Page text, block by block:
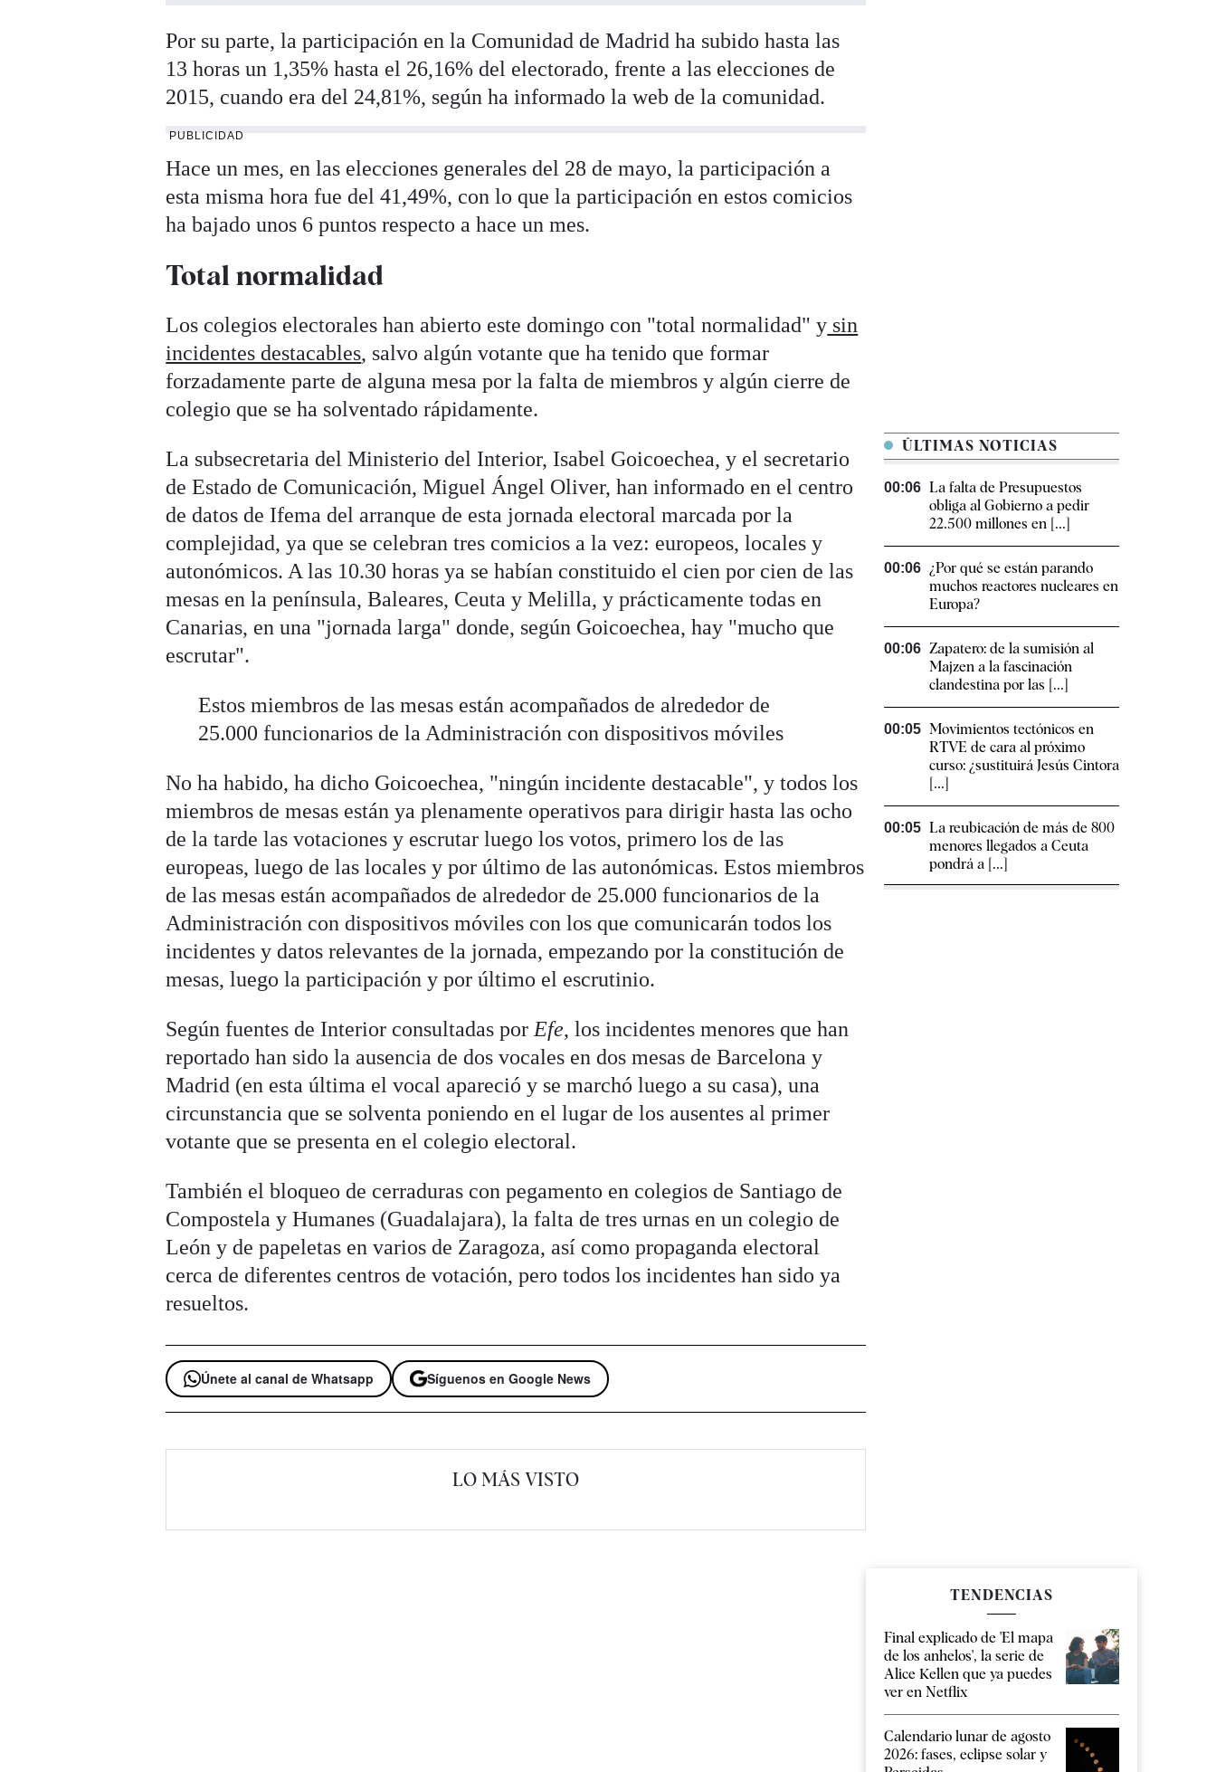
Por su parte, la participación en la Comunidad de Madrid ha subido hasta las
13 horas un 1,35% hasta el 26,16% del electorado, frente a las elecciones de
2015, cuando era del 24,81%, según ha informado la web de la comunidad.
PUBLICIDAD
Hace un mes, en las elecciones generales del 28 de mayo, la participación a
esta misma hora fue del 41,49%, con lo que la participación en estos comicios
ha bajado unos 6 puntos respecto a hace un mes.
Total normalidad
Los colegios electorales han abierto este domingo con "total normalidad" y sin
incidentes destacables, salvo algún votante que ha tenido que formar
forzadamente parte de alguna mesa por la falta de miembros y algún cierre de
colegio que se ha solventado rápidamente.
La subsecretaria del Ministerio del Interior, Isabel Goicoechea, y el secretario
de Estado de Comunicación, Miguel Ángel Oliver, han informado en el centro
de datos de Ifema del arranque de esta jornada electoral marcada por la
complejidad, ya que se celebran tres comicios a la vez: europeos, locales y
autonómicos. A las 10.30 horas ya se habían constituido el cien por cien de las
mesas en la península, Baleares, Ceuta y Melilla, y prácticamente todas en
Canarias, en una "jornada larga" donde, según Goicoechea, hay "mucho que
escrutar".
Estos miembros de las mesas están acompañados de alrededor de
25.000 funcionarios de la Administración con dispositivos móviles
No ha habido, ha dicho Goicoechea, "ningún incidente destacable", y todos los
miembros de mesas están ya plenamente operativos para dirigir hasta las ocho
de la tarde las votaciones y escrutar luego los votos, primero los de las
europeas, luego de las locales y por último de las autonómicas. Estos miembros
de las mesas están acompañados de alrededor de 25.000 funcionarios de la
Administración con dispositivos móviles con los que comunicarán todos los
incidentes y datos relevantes de la jornada, empezando por la constitución de
mesas, luego la participación y por último el escrutinio.
Según fuentes de Interior consultadas por Efe, los incidentes menores que han
reportado han sido la ausencia de dos vocales en dos mesas de Barcelona y
Madrid (en esta última el vocal apareció y se marchó luego a su casa), una
circunstancia que se solventa poniendo en el lugar de los ausentes al primer
votante que se presenta en el colegio electoral.
También el bloqueo de cerraduras con pegamento en colegios de Santiago de
Compostela y Humanes (Guadalajara), la falta de tres urnas en un colegio de
León y de papeletas en varios de Zaragoza, así como propaganda electoral
cerca de diferentes centros de votación, pero todos los incidentes han sido ya
resueltos.
Únete al canal de Whatsapp Síguenos en Google News
LO MÁS VISTO
ÚLTIMAS NOTICIAS
00:06 La falta de Presupuestos
obliga al Gobierno a pedir
22.500 millones en [...]
00:06 ¿Por qué se están parando
muchos reactores nucleares en
Europa?
00:06 Zapatero: de la sumisión al
Majzen a la fascinación
clandestina por las [...]
00:05 Movimientos tectónicos en
RTVE de cara al próximo
curso: ¿sustituirá Jesús Cintora
[...]
00:05 La reubicación de más de 800
menores llegados a Ceuta
pondrá a [...]
TENDENCIAS
Final explicado de 'El mapa
de los anhelos', la serie de
Alice Kellen que ya puedes
ver en Netflix
Calendario lunar de agosto
2026: fases, eclipse solar y